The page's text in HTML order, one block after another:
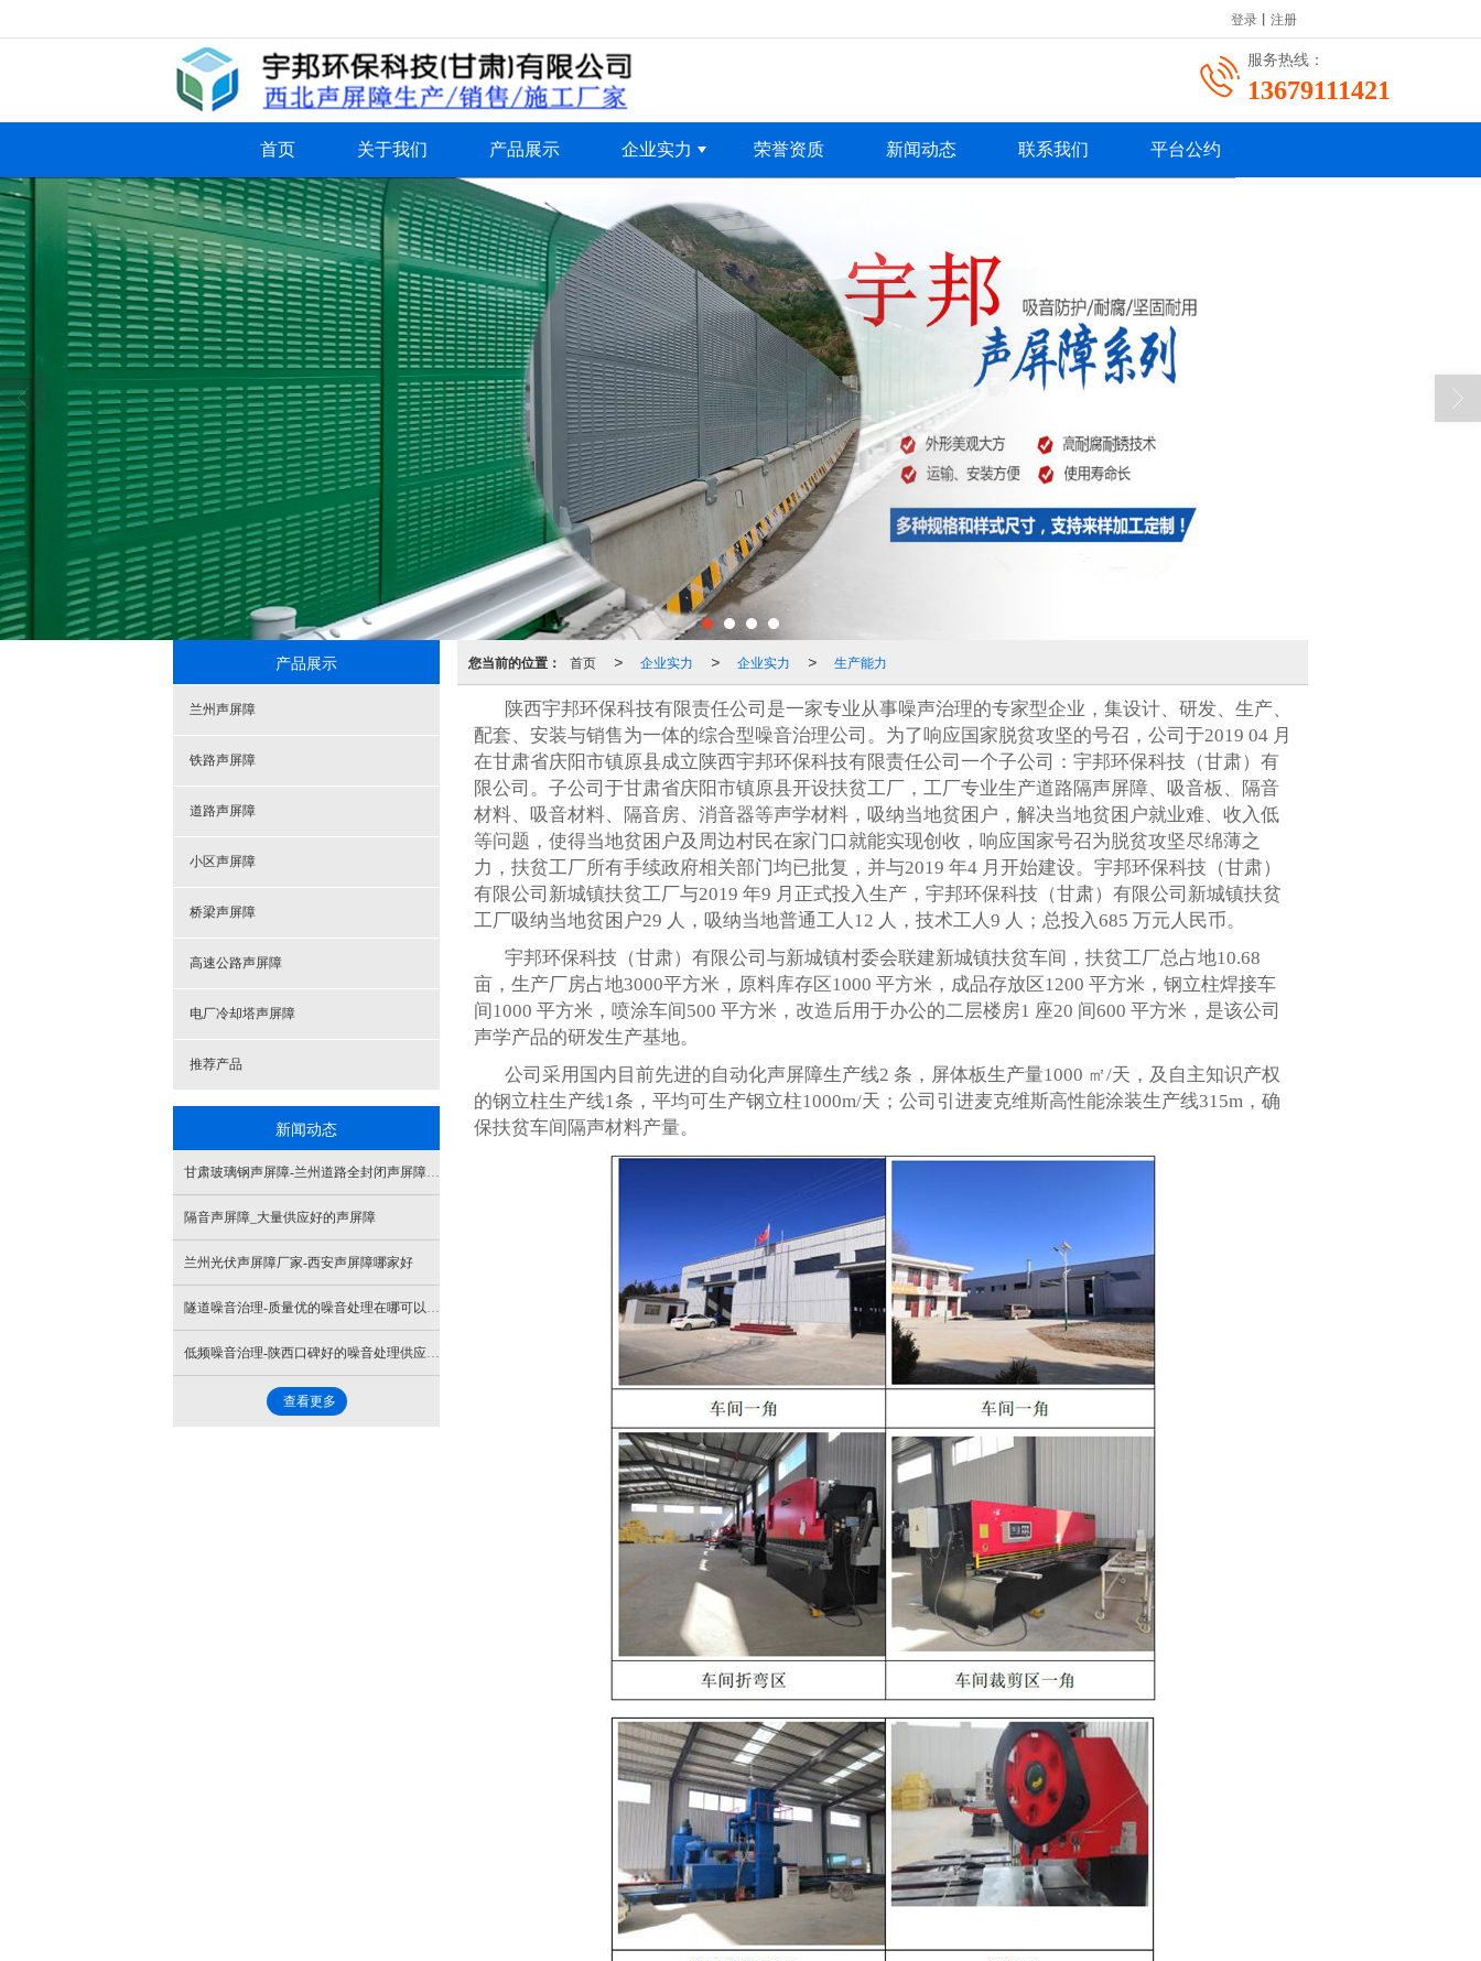
登录 丨 注册
服务热线：
13679111421
首页 关于我们 产品展示 企业实力 荣誉资质 新闻动态 联系我们 平台公约
您当前的位置： 首页 > 企业实力 > 企业实力 > 生产能力
陕西宇邦环保科技有限责任公司是一家专业从事噪声治理的专家型企业，集设计、研发、生产、
配套、安装与销售为一体的综合型噪音治理公司。为了响应国家脱贫攻坚的号召，公司于2019 04 月
在甘肃省庆阳市镇原县成立陕西宇邦环保科技有限责任公司一个子公司：宇邦环保科技（甘肃）有
限公司。子公司于甘肃省庆阳市镇原县开设扶贫工厂，工厂专业生产道路隔声屏障、吸音板、隔音
材料、吸音材料、隔音房、消音器等声学材料，吸纳当地贫困户，解决当地贫困户就业难、收入低
等问题，使得当地贫困户及周边村民在家门口就能实现创收，响应国家号召为脱贫攻坚尽绵薄之
力，扶贫工厂所有手续政府相关部门均已批复，并与2019 年4 月开始建设。宇邦环保科技（甘肃）
有限公司新城镇扶贫工厂与2019 年9 月正式投入生产，宇邦环保科技（甘肃）有限公司新城镇扶贫
工厂吸纳当地贫困户29 人，吸纳当地普通工人12 人，技术工人9 人；总投入685 万元 人民币。
宇邦环保科技（甘肃）有限公司与新城镇村委会联建新城镇扶贫车间，扶贫工厂总占地10.68
亩，生产厂房占地3000平方米，原料库存区1000 平方米，成品存放区1200 平方米，钢立柱焊接车
间1000 平方米，喷涂车间500 平方米，改造后用于办公的二层楼房1 座20 间600 平方米，是该公司
声学产品的研发生产基地。
公司采用国内目前先进的自动化声屏障生产线2 条，屏体板生产量1000 ㎡/天，及自主知识产权
的钢立柱生产线1条，平均可生产钢立柱1000m/天；公司引进麦克维斯高性能涂装生产线315m，确
保扶贫车间隔声材料产量。
产品展示
兰州声屏障
铁路声屏障
道路声屏障
小区声屏障
桥梁声屏障
高速公路声屏障
电厂冷却塔声屏障
推荐产品
新闻动态
甘肃玻璃钢声屏障-兰州道路全封闭声屏障-兰州声屏障厂家
隔音声屏障_大量供应好的声屏障
兰州光伏声屏障厂家-西安声屏障哪家好
隧道噪音治理-质量优的噪音处理在哪可以买到
低频噪音治理-陕西口碑好的噪音处理供应商是哪家
查看更多